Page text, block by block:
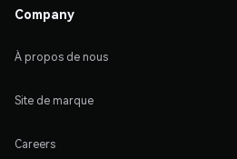
Company
À propos de nous
Site de marque
Careers